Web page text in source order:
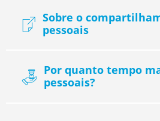
Sobre o
pessoais
Por quanto tempo
pessoais?